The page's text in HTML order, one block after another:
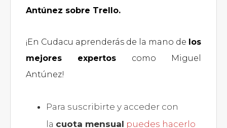
Antúnez sobre Trello.
¡En Cudacu aprenderás de la mano de los
mejores expertos como Miguel
Antúnez!
Para suscribirte y acceder con
la cuota mensual puedes hacerlo